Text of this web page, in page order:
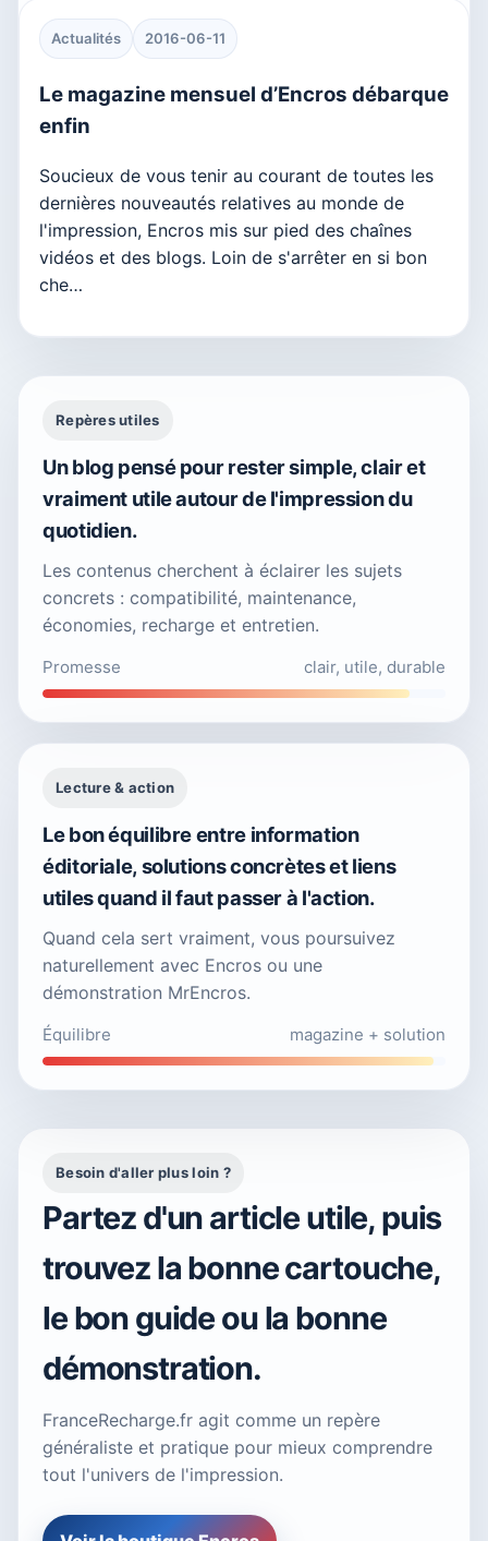
Actualités 2016-06-11
Le magazine mensuel d’Encros débarque
enfin
Soucieux de vous tenir au courant de toutes les
dernières nouveautés relatives au monde de
l'impression, Encros mis sur pied des chaînes
vidéos et des blogs. Loin de s'arrêter en si bon
che…
Repères utiles
Un blog pensé pour rester simple, clair et
vraiment utile autour de l'impression du
quotidien.
Les contenus cherchent à éclairer les sujets
concrets : compatibilité, maintenance,
économies, recharge et entretien.
Promesse clair, utile, durable
Lecture & action
Le bon équilibre entre information
éditoriale, solutions concrètes et liens
utiles quand il faut passer à l'action.
Quand cela sert vraiment, vous poursuivez
naturellement avec Encros ou une
démonstration MrEncros.
Équilibre magazine + solution
Besoin d'aller plus loin ?
Partez d'un article utile, puis
trouvez la bonne cartouche,
le bon guide ou la bonne
démonstration.
FranceRecharge.fr agit comme un repère
généraliste et pratique pour mieux comprendre
tout l'univers de l'impression.